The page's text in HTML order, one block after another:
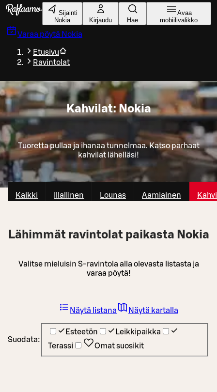
Siirry pääsisältöön
Sijainti
Nokia
Kirjaudu Hae
Avaa
mobiilivalikko
Varaa pöytä Nokia
Etusivu
Ravintolat
Kahvilat: Nokia
Tuoretta pullaa ja ihanaa tunnelmaa. Katso parhaat
kahvilat lähelläsi!
Kaikki Illallinen Lounas Aamiainen
Lähimmät ravintolat paikasta Nokia
Valitse mieluisin S-ravintola alla olevasta listasta ja
varaa pöytä!
Suodata:
Esteetön
Leikkipaikka
Terassi
Omat suosikit
Näytä listana Näytä kartalla